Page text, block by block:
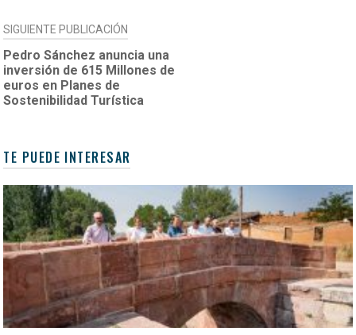
SIGUIENTE PUBLICACIÓN
Pedro Sánchez anuncia una
inversión de 615 Millones de
euros en Planes de
Sostenibilidad Turística
TE PUEDE INTERESAR